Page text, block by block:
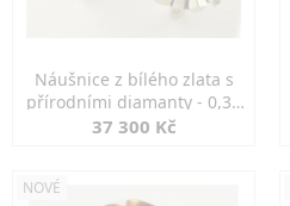
Náušnice z bílého zlata s
přírodními diamanty - 0,30
ct
37 300 Kč
NOVÉ